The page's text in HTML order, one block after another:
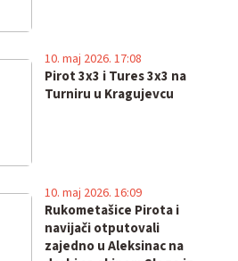
Pirot 3x3 i Tures 3x3 na
Turniru u Kragujevcu
10. maj 2026. 17:08
Rukometašice Pirota i
navijači otputovali
zajedno u Aleksinac na
10. maj 2026. 16:09